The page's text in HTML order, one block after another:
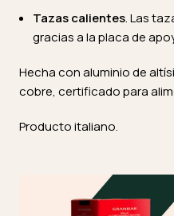
Tazas calientes. Las
gracias a la placa de
Hecha con aluminio de
cobre, certificado para
Producto italiano.